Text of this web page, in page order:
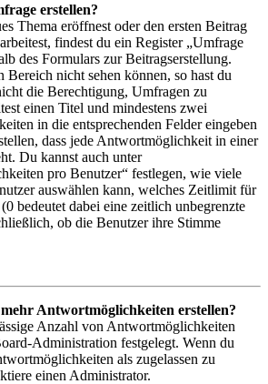
erstellen?
Thema eröffnest oder den ersten Beitrag
findest du ein Register „Umfrage
des Formulars zur Beitragserstellung.
Bereich nicht sehen können, so hast du
die Berechtigung, Umfragen zu
einen Titel und mindestens zwei
in die entsprechenden Felder eingeben
dass jede Antwortmöglichkeit in einer
Du kannst auch unter
pro Benutzer“ festlegen, wie viele
auswählen kann, welches Zeitlimit für
bedeutet dabei eine zeitlich unbegrenzte
ob die Benutzer ihre Stimme
Antwortmöglichkeiten erstellen?
Anzahl von Antwortmöglichkeiten
Administration festgelegt. Wenn du
als zugelassen zu
einen Administrator.